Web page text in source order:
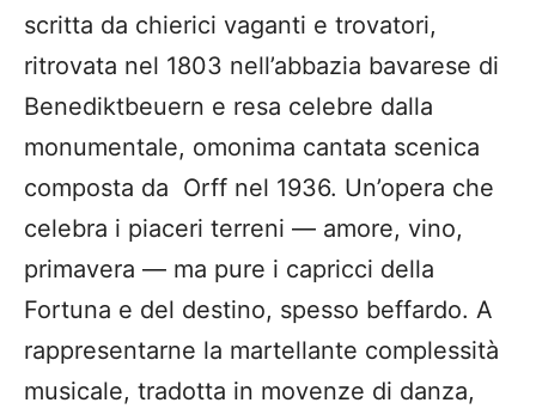
scritta da chierici vaganti e trovatori,
ritrovata nel 1803 nell’abbazia bavarese di
Benediktbeuern e resa celebre dalla
monumentale, omonima cantata scenica
composta da Orff nel 1936. Un’opera che
celebra i piaceri terreni — amore, vino,
primavera — ma pure i capricci della
Fortuna e del destino, spesso beffardo. A
rappresentarne la martellante complessità
musicale, tradotta in movenze di danza,